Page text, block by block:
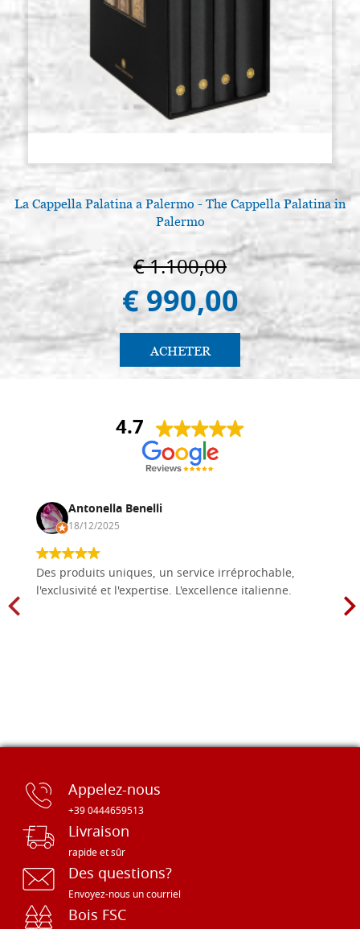
La Cappella Palatina a Palermo - The Cappella Palatina in
Palermo
€ 1.100,00
€ 990,00
ACHETER
4.7
Antonella Benelli
18/12/2025
Des produits uniques, un service irréprochable,
l'exclusivité et l'expertise. L'excellence italienne.
Appelez-nous
+39 0444659513
Livraison
rapide et sûr
Des questions?
Envoyez-nous un courriel
Bois FSC